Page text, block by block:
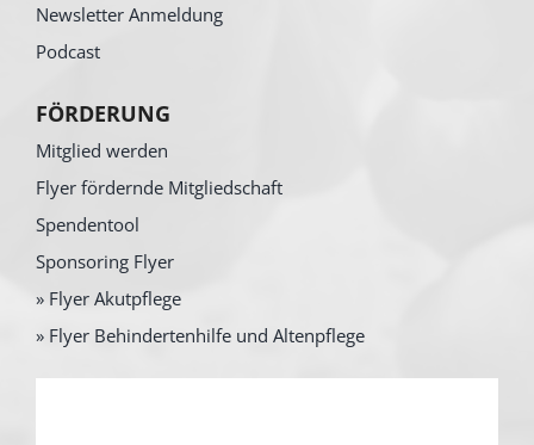
Newsletter Anmeldung
Podcast
FÖRDERUNG
Mitglied werden
Flyer fördernde Mitgliedschaft
Spendentool
Sponsoring Flyer
» Flyer Akutpflege
» Flyer Behindertenhilfe und Altenpflege